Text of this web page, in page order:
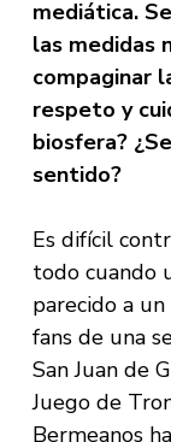
mediática.
las medidas
compaginar
respeto y
biosfera?
sentido?
Es difícil
todo cuando
parecido a
fans de una
San Juan de
Juego de
Bermeanos